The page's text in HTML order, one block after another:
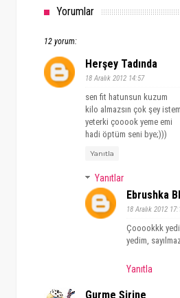
Yorumlar
12 yorum:
Herşey Tadında
18 Aralık 2012 14:57
sen fit hatunsun kuzum
kilo almazsın çok şey
yeterki çooook yeme emi
hadi öptüm seni bye;)))
Yanıtla
Yanıtlar
Ebrushka
18 Aralık 2012
Çooookkk
yedim,
Yanıtla
Gurme Şirine